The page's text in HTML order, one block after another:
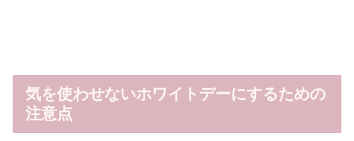
気を使わせないホワイトデーにするための
注意点